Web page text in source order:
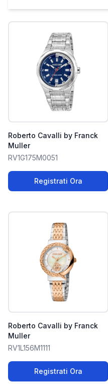
Roberto Cavalli by Franck
Muller
RV1G175M0051
Registrati Ora
Roberto Cavalli by Franck
Muller
RV1L156M1111
Registrati Ora